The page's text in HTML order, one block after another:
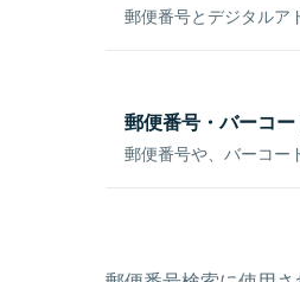
郵便番号とデジタルア
郵便番号・バーコ
郵便番号や、バーコー